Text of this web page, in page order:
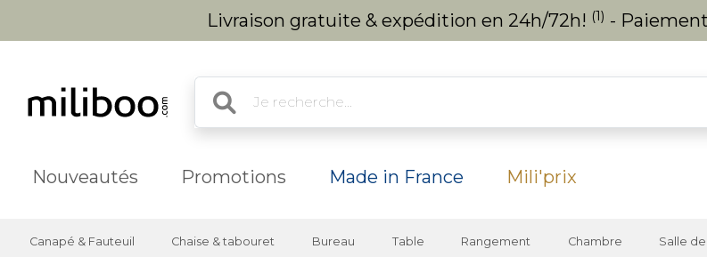
Livraison gratuite & expédition en 24h/72h! (1) -
Nouveautés Promotions Made in France Mili'prix
Canapé & Fauteuil Chaise & tabouret Bureau Table Rangement Chambre Salle